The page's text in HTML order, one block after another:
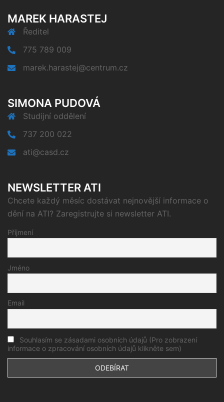
MAREK HARASTEJ
Ředitel
775 789 009
marek.harastej@centrum.cz
SIMONA PUDOVÁ
Studijní oddělení
737 200 022
ati@casd.cz
NEWSLETTER ATI
Chcete každý měsíc dostávat nejnovější informace o
dění na ATI? Zaregistrujte si newsletter ATI.
Příjmení
Jméno
Email
Souhlasím se zásadami osobních údajů (Pro zobrazení
informace o zpracování osobních údajů klikněte sem)